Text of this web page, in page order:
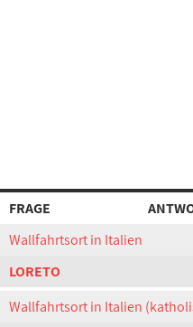
FRAGE
Wallfahrtsort in Italien
LORETO
Wallfahrtsort in Italien